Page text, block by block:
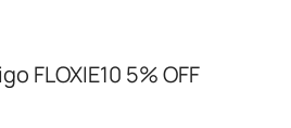
FLOXIE10 5% OFF